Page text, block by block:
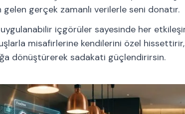
gelen gerçek zamanlı verilerle seni donatır.
içgörüler sayesinde her
misafirlerine kendilerini özel
dönüştürerek sadakati güçlendirirsin.